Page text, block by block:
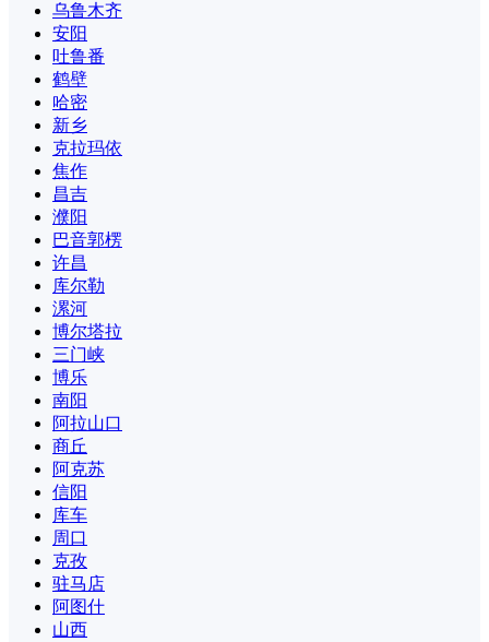
乌鲁木齐
安阳
吐鲁番
鹤壁
哈密
新乡
克拉玛依
焦作
昌吉
濮阳
巴音郭楞
许昌
库尔勒
漯河
博尔塔拉
三门峡
博乐
南阳
阿拉山口
商丘
阿克苏
信阳
库车
周口
克孜
驻马店
阿图什
山西